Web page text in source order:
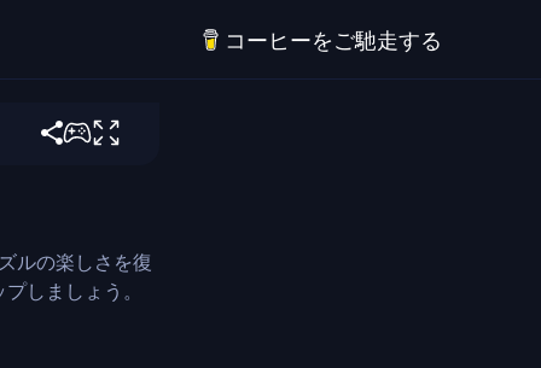
コーヒーをご馳走する
る
ルの楽しさを復
しましょう。